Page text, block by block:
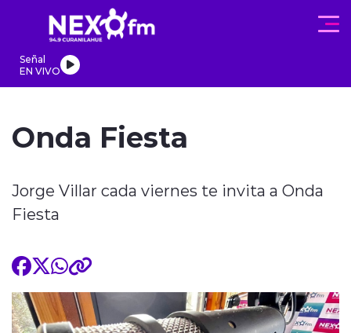
Click acá para ir directamente al contenido
Señal
EN VIVO
Onda Fiesta
Jorge Villar cada viernes te invita a Onda
Fiesta